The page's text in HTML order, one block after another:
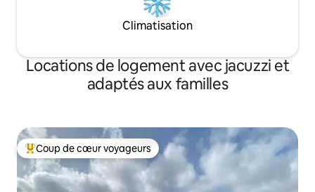
Climatisation
Locations de logement avec jacuzzi et
adaptés aux familles
Coups de cœur voyageurs les plus appréciés
Coup de cœur voyageurs